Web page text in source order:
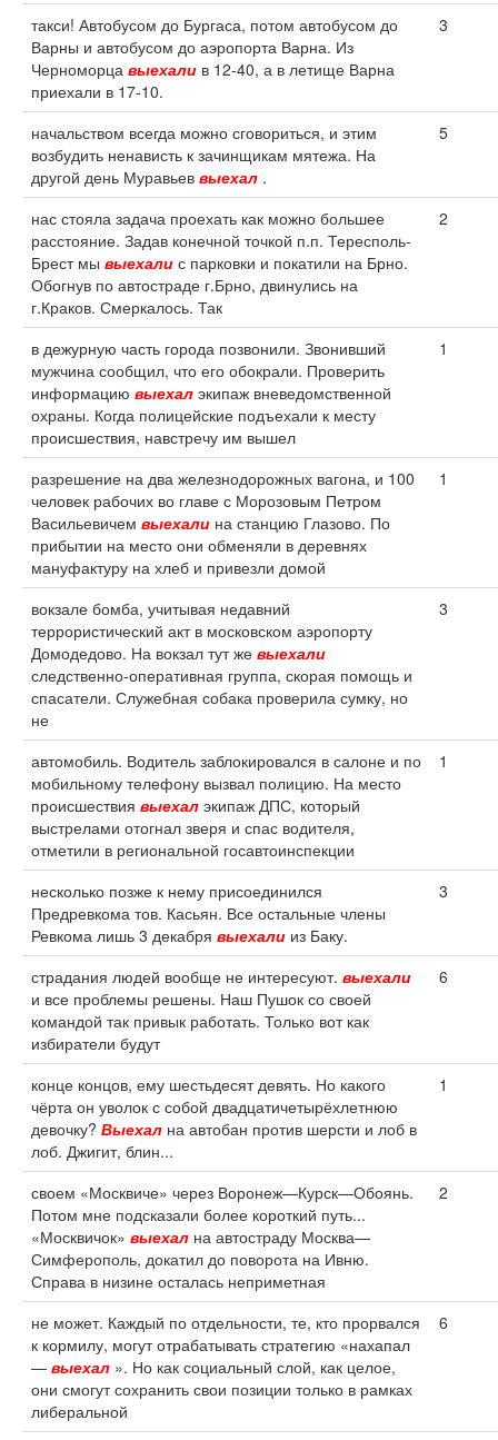
такси! Автобусом до Бургаса, потом автобусом до
Варны и автобусом до аэропорта Варна. Из
Черноморца выехали в 12-40, а в летище Варна
приехали в 17-10.
3
начальством всегда можно сговориться, и этим
возбудить ненависть к зачинщикам мятежа. На
другой день Муравьев выехал .
5
нас стояла задача проехать как можно большее
расстояние. Задав конечной точкой п.п. Тересполь-
Брест мы выехали с парковки и покатили на Брно.
Обогнув по автостраде г.Брно, двинулись на
г.Краков. Смеркалось. Так
2
в дежурную часть города позвонили. Звонивший
мужчина сообщил, что его обокрали. Проверить
информацию выехал экипаж вневедомственной
охраны. Когда полицейские подъехали к месту
происшествия, навстречу им вышел
1
разрешение на два железнодорожных вагона, и 100
человек рабочих во главе с Морозовым Петром
Васильевичем выехали на станцию Глазово. По
прибытии на место они обменяли в деревнях
мануфактуру на хлеб и привезли домой
1
вокзале бомба, учитывая недавний
террористический акт в московском аэропорту
Домодедово. На вокзал тут же выехали
следственно-оперативная группа, скорая помощь и
спасатели. Служебная собака проверила сумку, но
не
3
автомобиль. Водитель заблокировался в салоне и по
мобильному телефону вызвал полицию. На место
происшествия выехал экипаж ДПС, который
выстрелами отогнал зверя и спас водителя,
отметили в региональной госавтоинспекции
1
несколько позже к нему присоединился
Предревкома тов. Касьян. Все остальные члены
Ревкома лишь 3 декабря выехали из Баку.
3
страдания людей вообще не интересуют. выехали
и все проблемы решены. Наш Пушок со своей
командой так привык работать. Только вот как
избиратели будут
6
конце концов, ему шестьдесят девять. Но какого
чёрта он уволок с собой двадцатичетырёхлетнюю
девочку? Выехал на автобан против шерсти и лоб в
лоб. Джигит, блин...
1
своем «Москвиче» через Воронеж—Курск—Обоянь.
Потом мне подсказали более короткий путь...
«Москвичок» выехал на автостраду Москва—
Симферополь, докатил до поворота на Ивню.
Справа в низине осталась неприметная
2
не может. Каждый по отдельности, те, кто прорвался
к кормилу, могут отрабатывать стратегию «нахапал
— выехал ». Но как социальный слой, как целое,
они смогут сохранить свои позиции только в рамках
либеральной
6